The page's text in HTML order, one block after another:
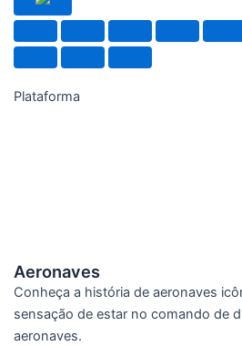
Plataforma
Aeronaves
Conheça a história de aeronaves
sensação de estar no comando de
aeronaves.